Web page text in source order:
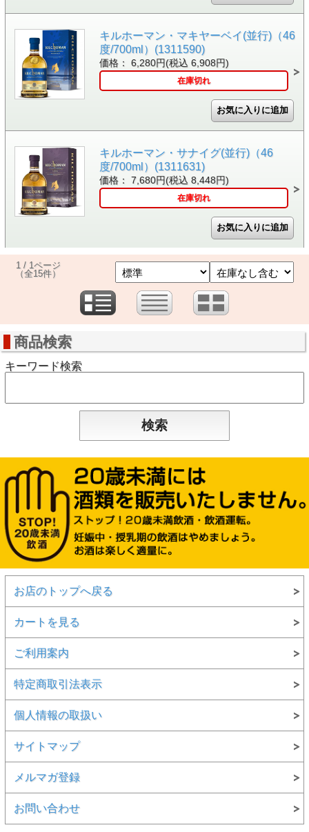
キルホーマン・マキヤーベイ(並行)（46
度/700ml）(1311590)
価格： 6,280円(税込 6,908円)
在庫切れ
キルホーマン・サナイグ(並行)（46
度/700ml）(1311631)
価格： 7,680円(税込 8,448円)
在庫切れ
1 / 1ページ
（全15件）
商品検索
キーワード検索
お店のトップへ戻る
カートを見る
ご利用案内
特定商取引法表示
個人情報の取扱い
サイトマップ
メルマガ登録
お問い合わせ